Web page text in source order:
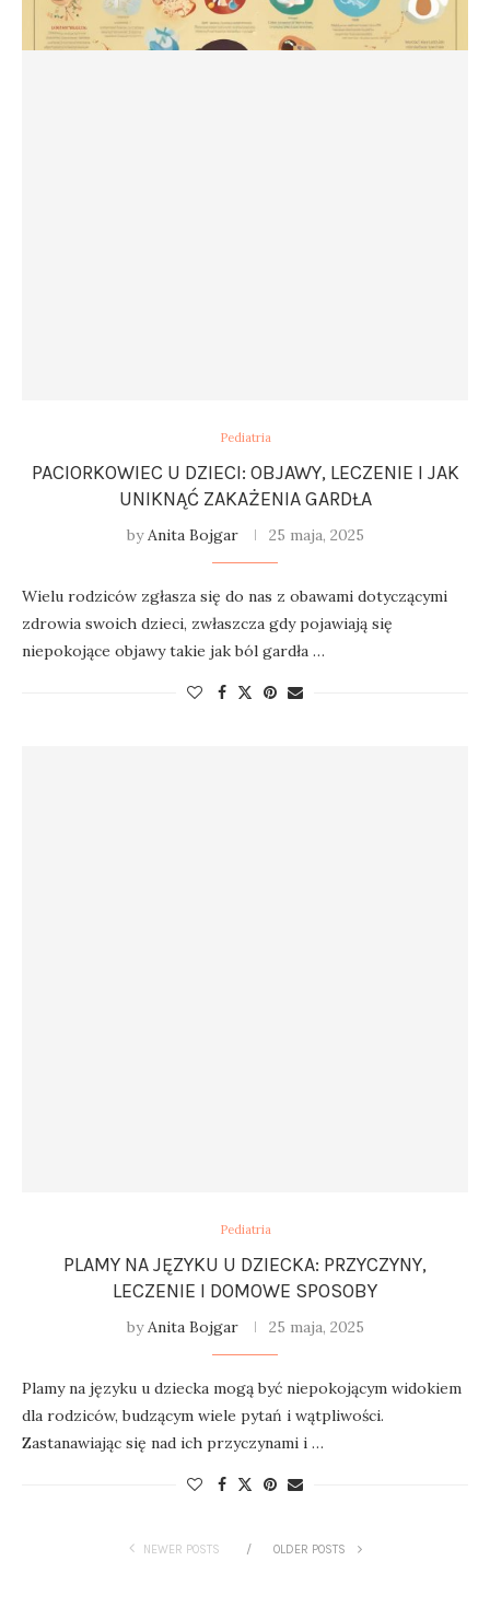
Pediatria
PACIORKOWIEC U DZIECI: OBJAWY, LECZENIE I JAK
UNIKNĄĆ ZAKAŻENIA GARDŁA
byAnita Bojgar 25 maja, 2025
Wielu rodziców zgłasza się do nas z obawami dotyczącymi
zdrowia swoich dzieci, zwłaszcza gdy pojawiają się
niepokojące objawy takie jak ból gardła …
Pediatria
PLAMY NA JĘZYKU U DZIECKA: PRZYCZYNY,
LECZENIE I DOMOWE SPOSOBY
byAnita Bojgar 25 maja, 2025
Plamy na języku u dziecka mogą być niepokojącym widokiem
dla rodziców, budzącym wiele pytań i wątpliwości.
Zastanawiając się nad ich przyczynami i …
NEWER POSTS OLDER POSTS